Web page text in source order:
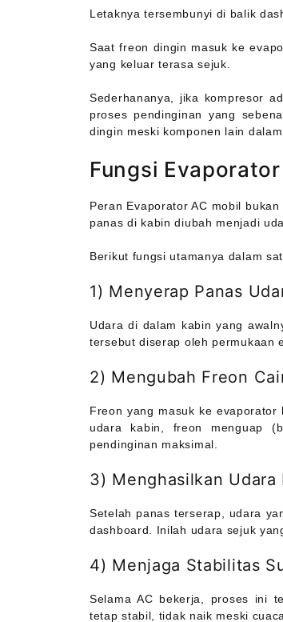
Letaknya tersembunyi di balik
Saat freon dingin masuk ke
yang keluar terasa sejuk.
Sederhananya, jika kompresor
proses pendinginan yang
dingin meski komponen lain
Fungsi
Peran Evaporator AC mobil
panas di kabin diubah menjadi
Berikut fungsi utamanya dalam
1) Menyerap Panas
Udara di dalam kabin yang
tersebut diserap oleh permukaan
2) Mengubah Freon
Freon yang masuk ke
udara kabin, freon menguap
pendinginan maksimal.
3) Menghasilkan
Setelah panas terserap, udara
dashboard. Inilah udara sejuk
4) Menjaga Stabilitas
Selama AC bekerja, proses ini
tetap stabil, tidak naik meski